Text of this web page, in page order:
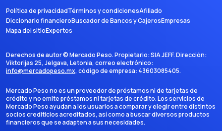
Política de privacidadTérminos y condicionesAfiliado
Diccionario financieroBuscador de Bancos y CajerosEmpresas
Mapa del sitioExpertos
Derechos de autor ©Mercado Peso. Propietario:SIA JEFF. Dirección:
Viktorijas 25, Jelgava, Letonia, correo electrónico:
info@mercadopeso.mx, código de empresa: 43603085405.
Mercado Peso no es un proveedor de préstamos ni de tarjetas de
crédito y no emite préstamos ni tarjetas de crédito. Los servicios de
Mercado Peso ayudan a los usuarios a comparar y elegir entre distintos
socios crediticios acreditados, así como a buscar diversos productos
financieros que se adapten a sus necesidades.